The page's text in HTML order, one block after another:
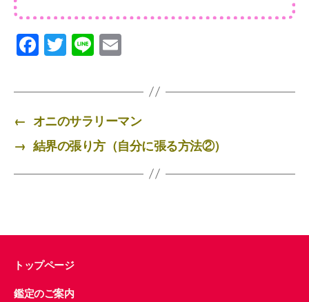
F
a
c
e
b
o
o
T
wi
tt
er
Li
n
e ail
← オニのサラリーマン
→ 結界の張り方（自分に張る方法②）
トップページ
鑑定のご案内